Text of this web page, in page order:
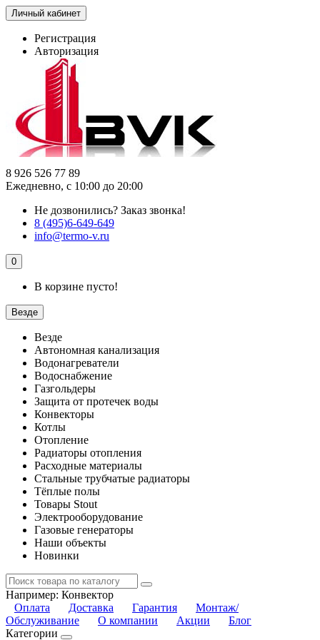
Личный кабинет
Регистрация
Авторизация
8 926 526 77 89
Ежедневно, с 10:00 до 20:00
Не дозвонились? Заказ звонка!
8 (495)6-649-649
info@termo-v.ru
0
В корзине пусто!
Везде
Везде
Автономная канализация
Водонагреватели
Водоснабжение
Газгольдеры
Защита от протечек воды
Конвекторы
Котлы
Отопление
Радиаторы отопления
Расходные материалы
Стальные трубчатые радиаторы
Тёплые полы
Товары Stout
Электрооборудование
Газовые генераторы
Наши объекты
Новинки
Например: Конвектор
Оплата
Доставка Гарантия
Монтаж/
Обслуживание
О компании Акции
Блог
Категории